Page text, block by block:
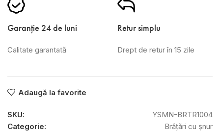
Garanție 24 de luni
Calitate garantată
Retur simplu
Drept de retur în 15 zile
Adaugă la favorite
SKU:
YSMN-BRTR1004
Categorie:
Brățări cu șnur